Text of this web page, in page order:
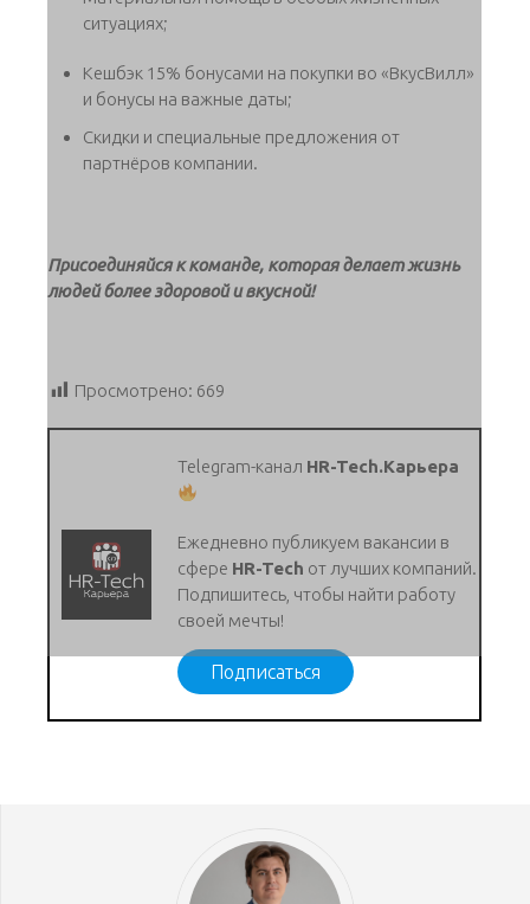
ситуациях;
Кешбэк 15% бонусами на покупки во «ВкусВилл»
и бонусы на важные даты;
Скидки и специальные предложения от
партнёров компании.
Присоединяйся к команде, которая делает жизнь
людей более здоровой и вкусной!
Просмотрено: 669
Telegram-канал HR-Tech.Карьера
Ежедневно публикуем вакансии в
сфере HR-Tech от лучших компаний.
Подпишитесь, чтобы найти работу
своей мечты!
Подписаться